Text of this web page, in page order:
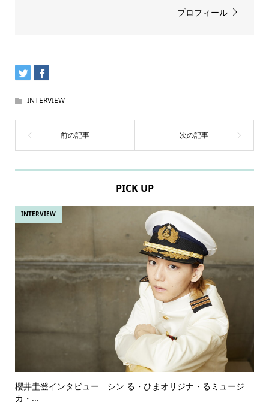
プロフィール
INTERVIEW
PICK UP
INTERVIEW
櫻井圭登インタビュー シン る・ひまオリジナ・るミュージ
カ・...